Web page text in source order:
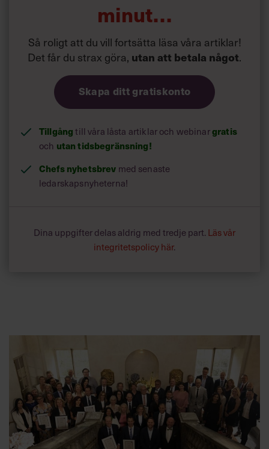
Sametinget och mamma har jobbat fackligt. Att ge uttryck
för sina åsikter och vara en politisk individ, det har fallit
minut…
Så roligt att du vill fortsätta läsa våra artiklar!
Det får du strax göra, utan att betala något.
Skapa ditt gratiskonto
Tillgångtill våra låsta artiklar och webinargratis
och utan tidsbegränsning!
Chefs nyhetsbrev med senaste
ledarskapsnyheterna!
Dina uppgifter delas aldrig med tredje part. Läs vår
integritetspolicy här.